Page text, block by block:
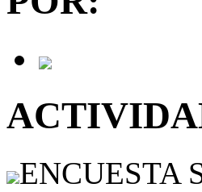
ENCUESTA